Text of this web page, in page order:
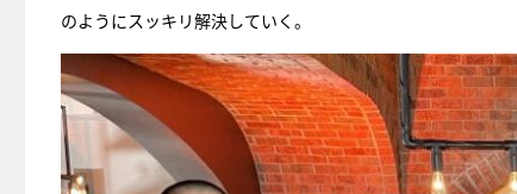
のようにスッキリ解決していく。